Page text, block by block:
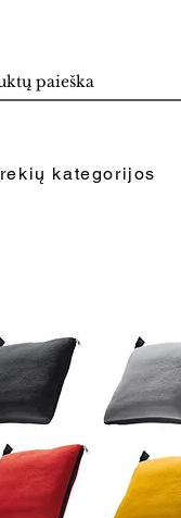
kategorijos